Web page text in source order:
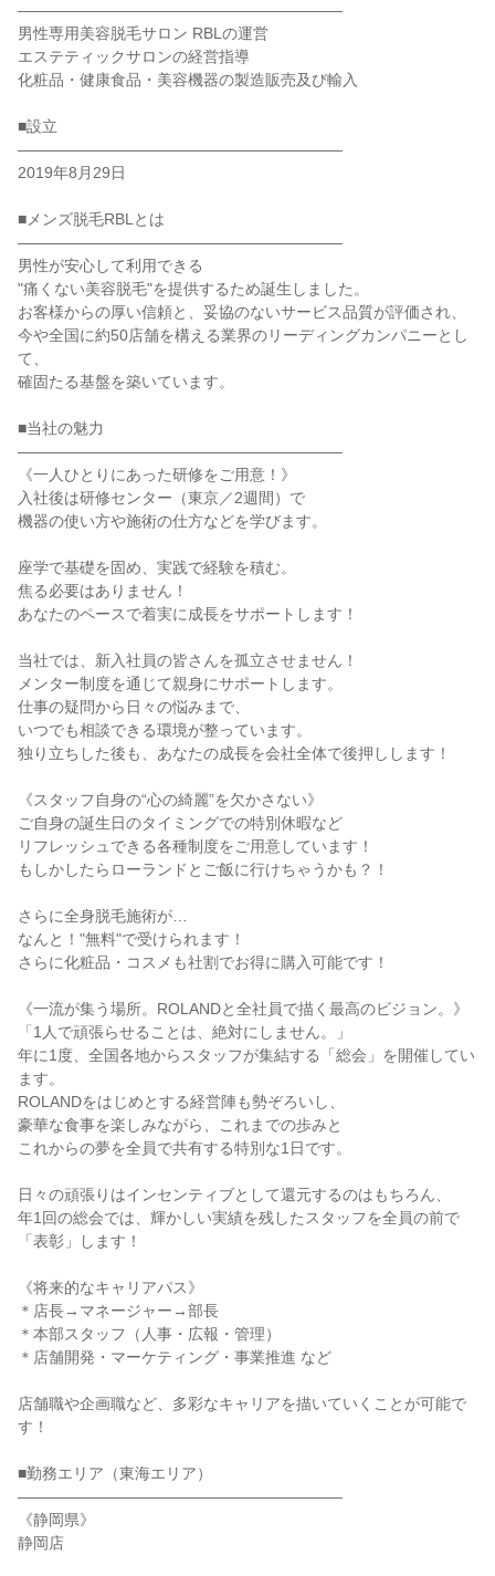
―――――――――――――――――――――
男性専用美容脱毛サロン RBLの運営
エステティックサロンの経営指導
化粧品・健康食品・美容機器の製造販売及び輸入
■設立
―――――――――――――――――――――
2019年8月29日
■メンズ脱毛RBLとは
―――――――――――――――――――――
男性が安心して利用できる
"痛くない美容脱毛"を提供するため誕生しました。
お客様からの厚い信頼と、妥協のないサービス品質が評価され、
今や全国に約50店舗を構える業界のリーディングカンパニーとし
て、
確固たる基盤を築いています。
■当社の魅力
―――――――――――――――――――――
《一人ひとりにあった研修をご用意！》
入社後は研修センター（東京／2週間）で
機器の使い方や施術の仕方などを学びます。
座学で基礎を固め、実践で経験を積む。
焦る必要はありません！
あなたのペースで着実に成長をサポートします！
当社では、新入社員の皆さんを孤立させません！
メンター制度を通じて親身にサポートします。
仕事の疑問から日々の悩みまで、
いつでも相談できる環境が整っています。
独り立ちした後も、あなたの成長を会社全体で後押しします！
《スタッフ自身の“心の綺麗”を欠かさない》
ご自身の誕生日のタイミングでの特別休暇など
リフレッシュできる各種制度をご用意しています！
もしかしたらローランドとご飯に行けちゃうかも？！
さらに全身脱毛施術が…
なんと！"無料"で受けられます！
さらに化粧品・コスメも社割でお得に購入可能です！
《一流が集う場所。ROLANDと全社員で描く最高のビジョン。》
「1人で頑張らせることは、絶対にしません。」
年に1度、全国各地からスタッフが集結する「総会」を開催してい
ます。
ROLANDをはじめとする経営陣も勢ぞろいし、
豪華な食事を楽しみながら、これまでの歩みと
これからの夢を全員で共有する特別な1日です。
日々の頑張りはインセンティブとして還元するのはもちろん、
年1回の総会では、輝かしい実績を残したスタッフを全員の前で
「表彰」します！
《将来的なキャリアパス》
＊店長→マネージャー→部長
＊本部スタッフ（人事・広報・管理）
＊店舗開発・マーケティング・事業推進 など
店舗職や企画職など、多彩なキャリアを描いていくことが可能で
す！
■勤務エリア（東海エリア）
―――――――――――――――――――――
《静岡県》
静岡店